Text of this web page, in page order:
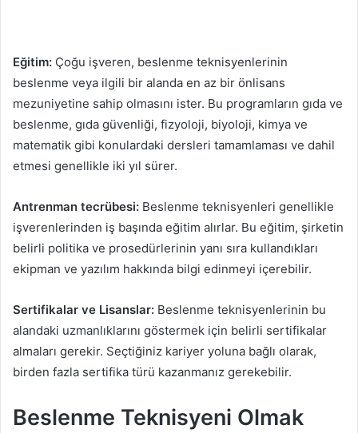
Eğitim: Çoğu işveren, beslenme teknisyenlerinin
beslenme veya ilgili bir alanda en az bir önlisans
mezuniyetine sahip olmasını ister. Bu programların gıda ve
beslenme, gıda güvenliği, fizyoloji, biyoloji, kimya ve
matematik gibi konulardaki dersleri tamamlaması ve dahil
etmesi genellikle iki yıl sürer.
Antrenman tecrübesi: Beslenme teknisyenleri genellikle
işverenlerinden iş başında eğitim alırlar. Bu eğitim, şirketin
belirli politika ve prosedürlerinin yanı sıra kullandıkları
ekipman ve yazılım hakkında bilgi edinmeyi içerebilir.
Sertifikalar ve Lisanslar: Beslenme teknisyenlerinin bu
alandaki uzmanlıklarını göstermek için belirli sertifikalar
almaları gerekir. Seçtiğiniz kariyer yoluna bağlı olarak,
birden fazla sertifika türü kazanmanız gerekebilir.
Beslenme Teknisyeni Olmak